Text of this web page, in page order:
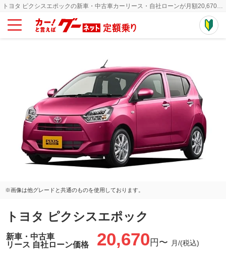
トヨタ ピクシスエポックの新車・中古車カーリース・自社ローンが月額20,670円~
※画像は他グレードと共通のものを使用しております。
トヨタ ピクシスエポック
新車・中古車
リース 自社ローン価格
20,670円〜 月/(税込)